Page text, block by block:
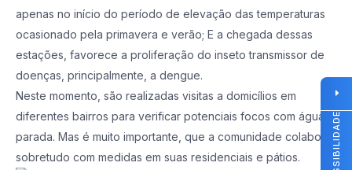
apenas no início do período de elevação das temperaturas
ocasionado pela primavera e verão; E a chegada dessas
estações, favorece a proliferação do inseto transmissor de
doenças, principalmente, a dengue.
Neste momento, são realizadas visitas a domicílios em
diferentes bairros para verificar potenciais focos com água
parada. Mas é muito importante, que a comunidade colabore,
sobretudo com medidas em suas residenciais e pátios.